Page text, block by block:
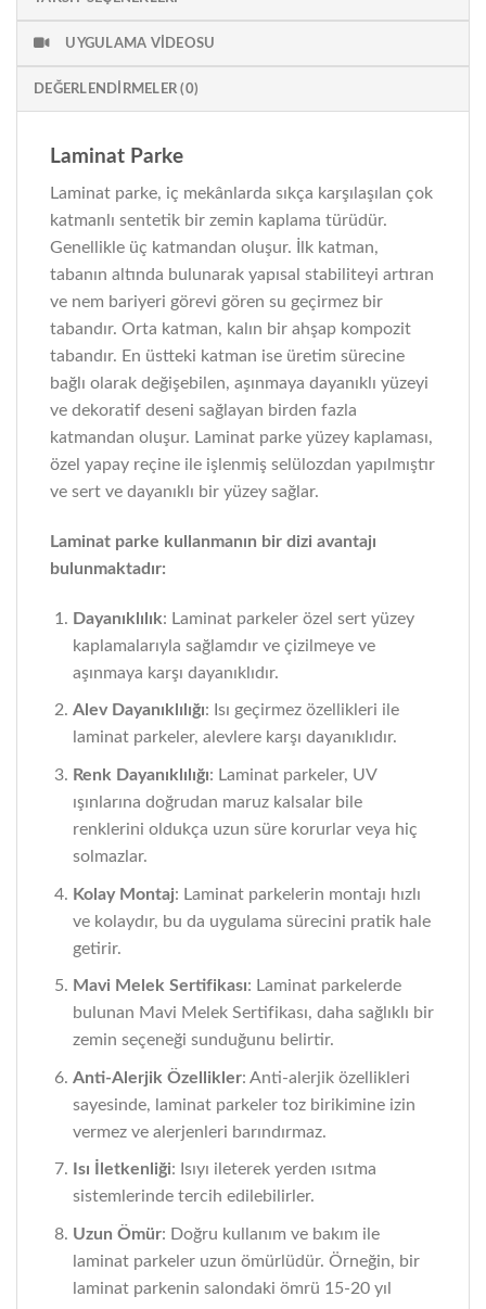
UYGULAMA VIDEOSU
DEĞERLENDIRMELER (0)
Laminat Parke
Laminat parke, iç mekânlarda sıkça karşılaşılan çok
katmanlı sentetik bir zemin kaplama türüdür.
Genellikle üç katmandan oluşur. İlk katman,
tabanın altında bulunarak yapısal stabiliteyi artıran
ve nem bariyeri görevi gören su geçirmez bir
tabandır. Orta katman, kalın bir ahşap kompozit
tabandır. En üstteki katman ise üretim sürecine
bağlı olarak değişebilen, aşınmaya dayanıklı yüzeyi
ve dekoratif deseni sağlayan birden fazla
katmandan oluşur. Laminat parke yüzey kaplaması,
özel yapay reçine ile işlenmiş selülozdan yapılmıştır
ve sert ve dayanıklı bir yüzey sağlar.
Laminat parke kullanmanın bir dizi avantajı
bulunmaktadır:
Dayanıklılık: Laminat parkeler özel sert yüzey
kaplamalarıyla sağlamdır ve çizilmeye ve
aşınmaya karşı dayanıklıdır.
Alev Dayanıklılığı: Isı geçirmez özellikleri ile
laminat parkeler, alevlere karşı dayanıklıdır.
Renk Dayanıklılığı: Laminat parkeler, UV
ışınlarına doğrudan maruz kalsalar bile
renklerini oldukça uzun süre korurlar veya hiç
solmazlar.
Kolay Montaj: Laminat parkelerin montajı hızlı
ve kolaydır, bu da uygulama sürecini pratik hale
getirir.
Mavi Melek Sertifikası: Laminat parkelerde
bulunan Mavi Melek Sertifikası, daha sağlıklı bir
zemin seçeneği sunduğunu belirtir.
Anti-Alerjik Özellikler: Anti-alerjik özellikleri
sayesinde, laminat parkeler toz birikimine izin
vermez ve alerjenleri barındırmaz.
Isı İletkenliği: Isıyı ileterek yerden ısıtma
sistemlerinde tercih edilebilirler.
Uzun Ömür: Doğru kullanım ve bakım ile
laminat parkeler uzun ömürlüdür. Örneğin, bir
laminat parkenin salondaki ömrü 15-20 yıl